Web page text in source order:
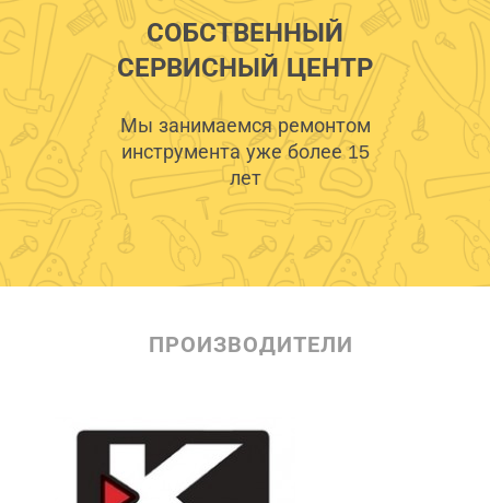
СОБСТВЕННЫЙ
СЕРВИСНЫЙ ЦЕНТР
Мы занимаемся ремонтом
инструмента уже более 15
лет
ПРОИЗВОДИТЕЛИ